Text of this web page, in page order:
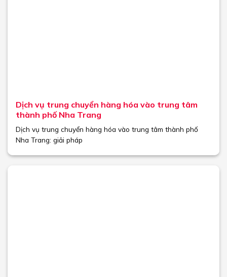
Dịch vụ trung chuyển hàng hóa vào trung tâm
thành phố Nha Trang
Dịch vụ trung chuyển hàng hóa vào trung tâm thành phố
Nha Trang: giải pháp